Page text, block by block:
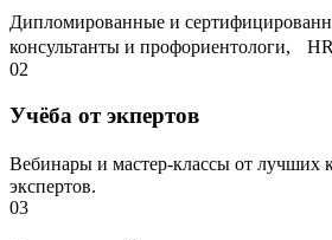
Дипломированные и
консультанты и профориентологи,
02
Учёба от экпертов
Вебинары и мастер-классы от
экспертов.
03